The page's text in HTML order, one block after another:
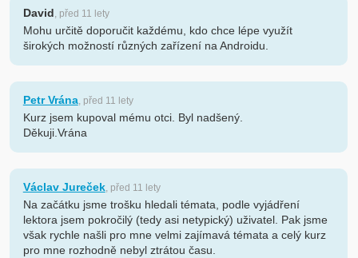
David, před 11 lety
Mohu určitě doporučit každému, kdo chce lépe využít
širokých možností různých zařízení na Androidu.
Petr Vrána, před 11 lety
Kurz jsem kupoval mému otci. Byl nadšený.
Děkuji.Vrána
Václav Jureček, před 11 lety
Na začátku jsme trošku hledali témata, podle vyjádření
lektora jsem pokročilý (tedy asi netypický) uživatel. Pak jsme
však rychle našli pro mne velmi zajímavá témata a celý kurz
pro mne rozhodně nebyl ztrátou času.